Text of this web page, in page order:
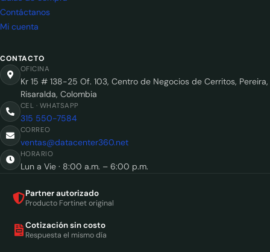
Contáctanos
Mi cuenta
CONTACTO
OFICINA
Kr 15 # 138-25 Of. 103, Centro de Negocios de Cerritos, Pereira,
Risaralda, Colombia
CEL · WHATSAPP
315 550-7584
CORREO
ventas@datacenter360.net
HORARIO
Lun a Vie · 8:00 a.m. – 6:00 p.m.
Partner autorizado
Producto Fortinet original
Cotización sin costo
Respuesta el mismo día